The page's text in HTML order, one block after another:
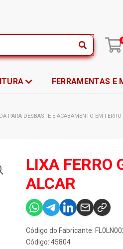
FERRAMENTAS E
DESBASTE E ACABAMENTO EM
LIXA FERRO
ALCAR
Código do Fabricante:
Código: 45804